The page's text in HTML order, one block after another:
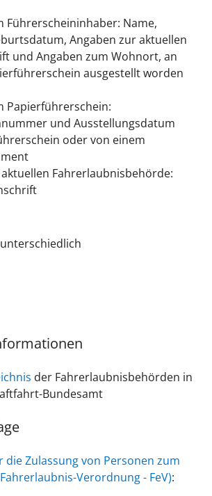
Führerscheininhaber: Name,
Angaben zur aktuellen
und Angaben zum Wohnort, an
ausgestellt worden
Papierführerschein:
und Ausstellungsdatum
oder von einem
Fahrerlaubnisbehörde:
der Fahrerlaubnisbehörden in
Bundesamt
Zulassung von Personen zum
Verordnung - FeV):